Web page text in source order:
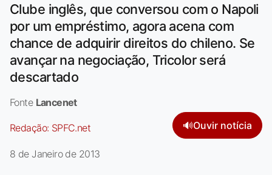
Clube inglês, que conversou com o Napoli
por um empréstimo, agora acena com
chance de adquirir direitos do chileno. Se
avançar na negociação, Tricolor será
descartado
Fonte Lancenet
Redação: SPFC.net 🔊Ouvir notícia
8 de Janeiro de 2013